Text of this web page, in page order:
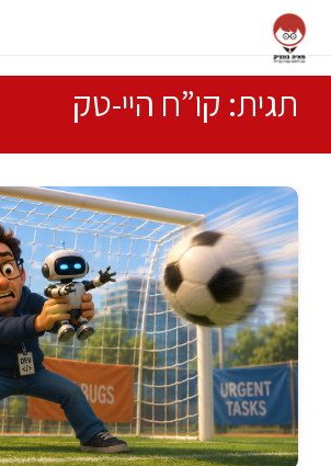
תגית: קו”ח היי-טק